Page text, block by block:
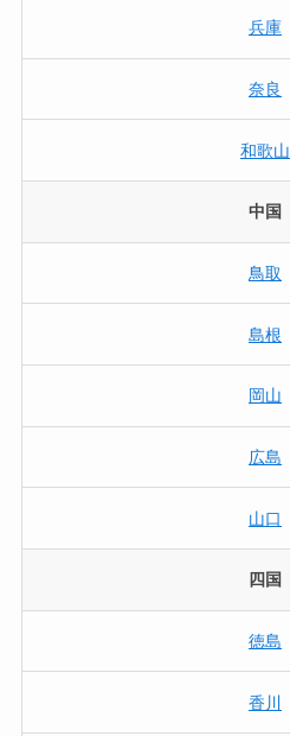
兵庫
奈良
和歌山
中国
鳥取
島根
岡山
広島
山口
四国
徳島
香川